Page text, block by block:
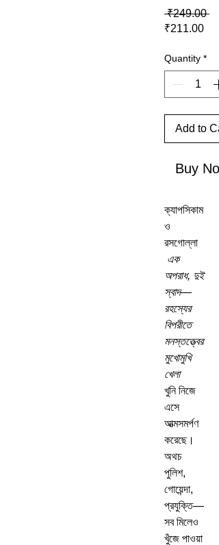
₹249.00
₹211.00
Quantity *
Add to
Buy
ক্যাপসিকাম
ও
রসগোল্লা
এক
অপরাধ, দুই
স্বাদ—
রহস্যের
বিপরীতে
মনস্তত্ত্বের
মুখোমুখি
খেলা
খুনি নিজে
এসে
আত্মসমর্পণ
করেছে।
অথচ
পুলিশ,
গোয়েন্দা,
প্রযুক্তি—
সব মিলেও
খুঁজে পাওয়া